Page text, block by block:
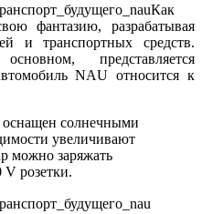
Как
фантазию, разрабатывая
и транспортных средств.
представляется
NAU относится к
солнечными
увеличивают
можно заряжать
V розетки.